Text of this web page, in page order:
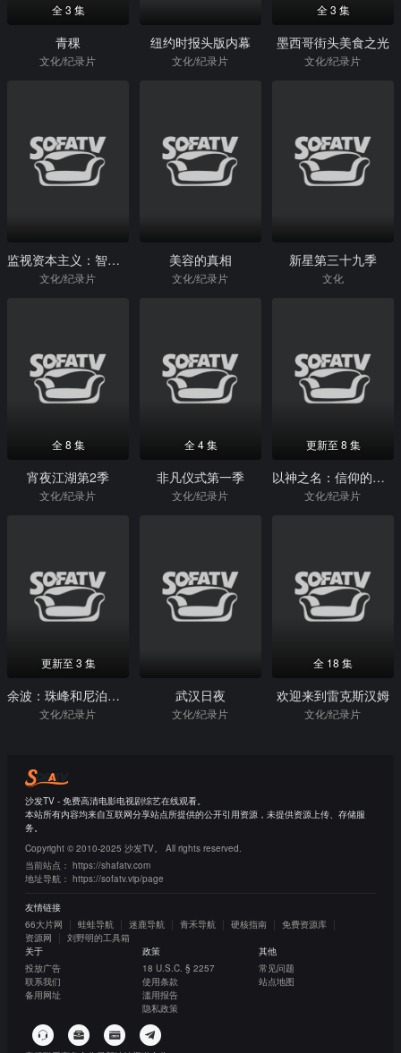
全 3 集
青稞
文化/纪录片
纽约时报头版内幕
文化/纪录片
全 3 集
墨西哥街头美食之光
文化/纪录片
监视资本主义：智能陷阱
文化/纪录片
美容的真相
文化/纪录片
新星第三十九季
文化
全 8 集
宵夜江湖第2季
文化/纪录片
全 4 集
非凡仪式第一季
文化/纪录片
更新至 8 集
以神之名：信仰的背叛
文化/纪录片
更新至 3 集
余波：珠峰和尼泊尔大地震
文化/纪录片
武汉日夜
文化/纪录片
全 18 集
欢迎来到雷克斯汉姆
文化/纪录片
沙发TV - 免费高清电影电视剧综艺在线观看。
本站所有内容均来自互联网分享站点所提供的公开引用资源，未提供资源上传、存储服
务。
Copyright © 2010-2025 沙发TV。 All rights reserved.
当前站点： https://shafatv.com
地址导航： https://sofatv.vip/page
友情链接
66大片网
蛙蛙导航 迷鹿导航 青禾导航 硬核指南
免费资源库
资源网
刘野明的工具箱
关于
投放广告
联系我们
备用网址
政策
18 U.S.C. § 2257
使用条款
滥用报告
隐私政策
其他
常见问题
站点地图